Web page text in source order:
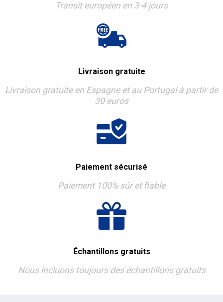
Transit européen en 3-4 jours
Livraison gratuite
Livraison gratuite en Espagne et au Portugal à partir de
30 euros
Paiement sécurisé
Paiement 100% sûr et fiable
Échantillons gratuits
Nous incluons toujours des échantillons gratuits